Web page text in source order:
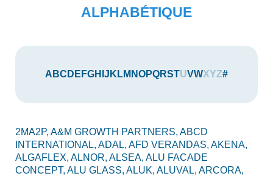
ALPHABÉTIQUE
A BC D E FGH J K LM NOPQRSTUVWXYZ#
2MA2P, A&M GROWTH PARTNERS, ABCD
INTERNATIONAL, ADAL, AFD VERANDAS, AKENA,
ALGAFLEX, ALNOR, ALSEA, ALU FACADE
CONCEPT, ALU GLASS, ALUK, ALUVAL, ARCORA,